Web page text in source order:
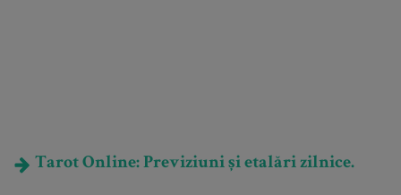
Tarot Online: Previziuni și etalări zilnice.